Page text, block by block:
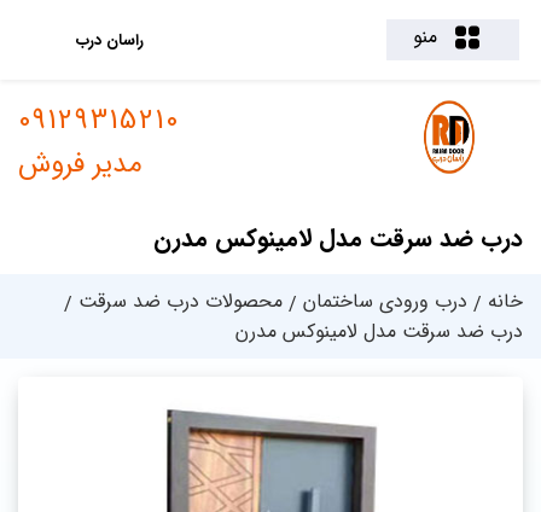
منو راسان درب
درب ضد سرقت مدل لامینوکس مدرن
09129315210
مدیر فروش
خانه درب ورودی ساختمان
محصولات درب ضد سرقت
درب ضد سرقت مدل لامینوکس مدرن